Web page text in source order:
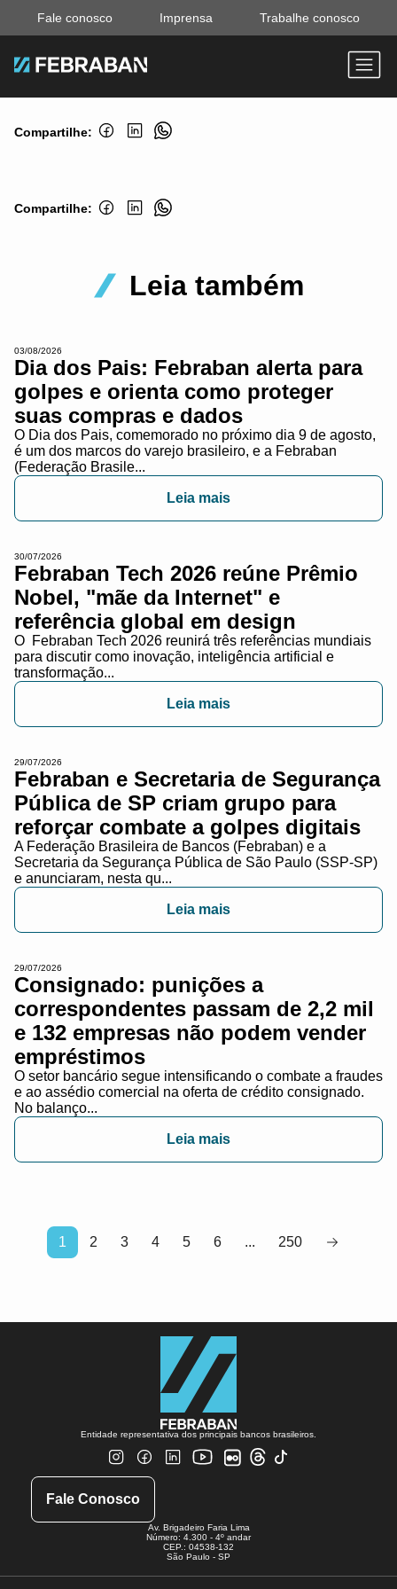
Fale conosco Imprensa Trabalhe conosco
Compartilhe:
Compartilhe:
Leia também
03/08/2026
Dia dos Pais: Febraban alerta para
golpes e orienta como proteger
suas compras e dados
O Dia dos Pais, comemorado no próximo dia 9 de agosto,
é um dos marcos do varejo brasileiro, e a Febraban
(Federação Brasile...
Leia mais
30/07/2026
Febraban Tech 2026 reúne Prêmio
Nobel, "mãe da Internet" e
referência global em design
O Febraban Tech 2026 reunirá três referências mundiais
para discutir como inovação, inteligência artificial e
transformação...
Leia mais
29/07/2026
Febraban e Secretaria de Segurança
Pública de SP criam grupo para
reforçar combate a golpes digitais
A Federação Brasileira de Bancos (Febraban) e a
Secretaria da Segurança Pública de São Paulo (SSP-SP)
e anunciaram, nesta qu...
Leia mais
29/07/2026
Consignado: punições a
correspondentes passam de 2,2 mil
e 132 empresas não podem vender
empréstimos
O setor bancário segue intensificando o combate a fraudes
e ao assédio comercial na oferta de crédito consignado.
No balanço...
Leia mais
1 2 3 4 5 6 ... 250
Entidade representativa dos principais bancos brasileiros.
Fale Conosco
Av. Brigadeiro Faria Lima
Número: 4.300 - 4º andar
CEP.: 04538-132
São Paulo - SP